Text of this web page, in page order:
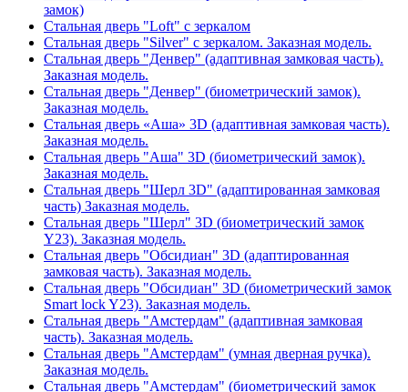
замок)
Стальная дверь "Loft" с зеркалом
Стальная дверь "Silver" с зеркалом. Заказная модель.
Стальная дверь "Денвер" (адаптивная замковая часть).
Заказная модель.
Стальная дверь "Денвер" (биометрический замок).
Заказная модель.
Стальная дверь «Аша» 3D (адаптивная замковая часть).
Заказная модель.
Стальная дверь "Аша" 3D (биометрический замок).
Заказная модель.
Стальная дверь "Шерл 3D" (адаптированная замковая
часть) Заказная модель.
Стальная дверь "Шерл" 3D (биометрический замок
Y23). Заказная модель.
Стальная дверь "Обсидиан" 3D (адаптированная
замковая часть). Заказная модель.
Стальная дверь "Обсидиан" 3D (биометрический замок
Smart lock Y23). Заказная модель.
Стальная дверь "Амстердам" (адаптивная замковая
часть). Заказная модель.
Стальная дверь "Амстердам" (умная дверная ручка).
Заказная модель.
Стальная дверь "Амстердам" (биометрический замок